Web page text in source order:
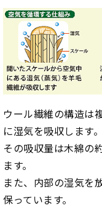
ウール繊維の構造は
に湿気を吸収します。
その吸収量は木綿の
ます。
また、内部の湿気を
保っています。